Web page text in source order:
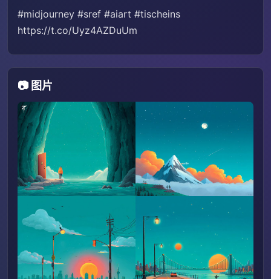
#midjourney #sref #aiart #tischeins
https://t.co/Uyz4AZDuUm
📷 图片